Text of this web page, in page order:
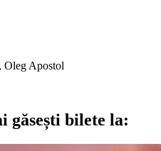
Oleg Apostol
găsești bilete la: